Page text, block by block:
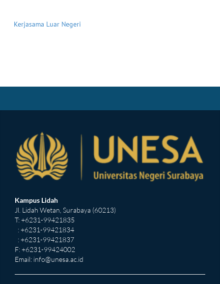
Kerjasama Luar Negeri
Kampus Lidah
Jl. Lidah Wetan, Surabaya (60213)
T: +6231-99421835
: +6231-99421834
: +6231-99421837
F: +6231-99424002
Email: info@unesa.ac.id